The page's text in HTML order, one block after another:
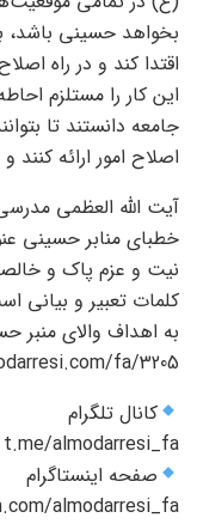
بخواهد حسینی
اقتدا کند و در راه
این کار را مستلزم
جامعه دانستند تا
اصلاح امور ارائه
آیت الله العظمی
خطبای منابر حسینی
نیت و عزم پاک و
کلمات تعبیر و بیانی
به اهداف والای منبر
کانال تلگرام
صفحه اینستاگرام